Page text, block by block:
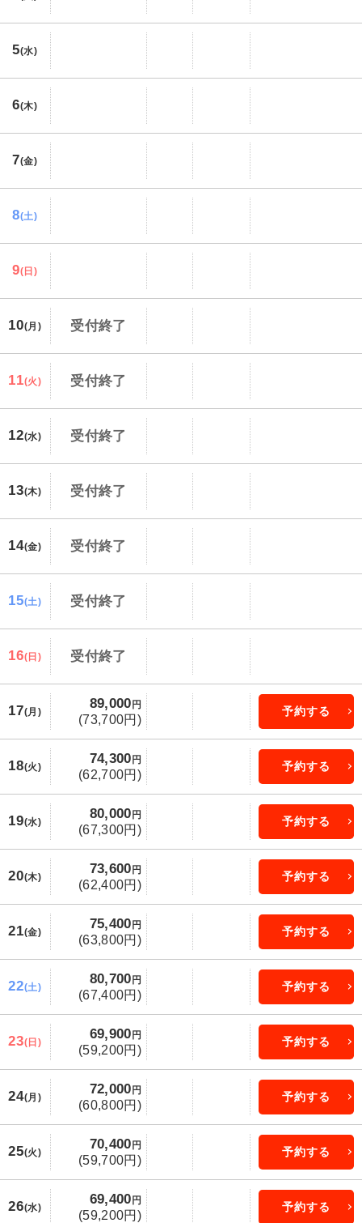
5(水)
6(木)
7(金)
8(土)
9(日)
10(月) 受付終了
11(火) 受付終了
12(水) 受付終了
13(木) 受付終了
14(金) 受付終了
15(土) 受付終了
16(日) 受付終了
17(月)
89,000 円
(73,700円)
予約する
18(火)
74,300 円
(62,700円)
予約する
19(水)
80,000 円
(67,300円)
予約する
20(木)
73,600 円
(62,400円)
予約する
21(金)
75,400 円
(63,800円)
予約する
22(土)
80,700 円
(67,400円)
予約する
23(日)
69,900 円
(59,200円)
予約する
24(月)
72,000 円
(60,800円)
予約する
25(火)
70,400 円
(59,700円)
予約する
26(水)
69,400 円
(59,200円)
予約する